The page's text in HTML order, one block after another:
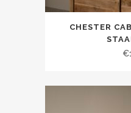
CHESTER
€